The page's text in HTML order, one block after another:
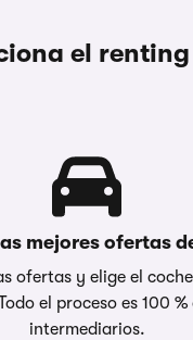
el
mejores ofertas
ofertas y elige el
el proceso es 100
intermediarios.